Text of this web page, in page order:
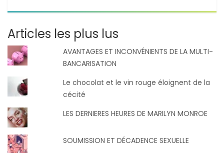
Articles les plus lus
AVANTAGES ET INCONVÉNIENTS DE LA MULTI-
BANCARISATION
Le chocolat et le vin rouge éloignent de la
cécité
LES DERNIERES HEURES DE MARILYN MONROE
SOUMISSION ET DÉCADENCE SEXUELLE